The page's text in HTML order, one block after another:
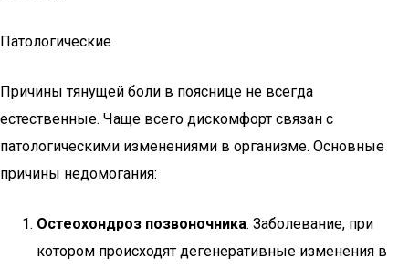
Патологические
Причины тянущей боли в пояснице не всегда
естественные. Чаще всего дискомфорт связан с
патологическими изменениями в организме. Основные
причины недомогания:
Остеохондроз позвоночника. Заболевание, при
котором происходят дегенеративные изменения в